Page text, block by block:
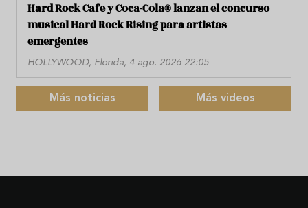
Hard Rock Cafe y Coca-Cola® lanzan el concurso
musical Hard Rock Rising para artistas
emergentes
HOLLYWOOD, Florida, 4 ago. 2026 22:05
Más noticias Más videos